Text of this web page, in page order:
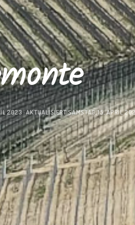
2023· AKTUALISIERTSAMSTAG, 15. APRIL